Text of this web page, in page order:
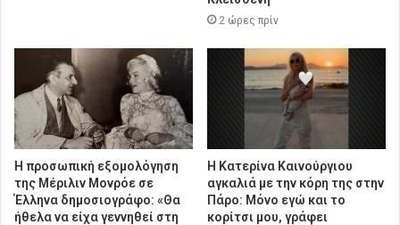
2 ώρες πρίν
Η προσωπική εξομολόγηση
της Μέριλιν Μονρόε σε
Έλληνα δημοσιογράφο: «Θα
ήθελα να είχα γεννηθεί στη
Η Κατερίνα Καινούργιου
αγκαλιά με την κόρη της στην
Πάρο: Μόνο εγώ και το
κορίτσι μου, γράφει